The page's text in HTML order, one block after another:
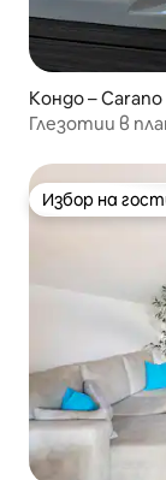
Кондо – Carano
Глезотии в
Избор на
Избор на